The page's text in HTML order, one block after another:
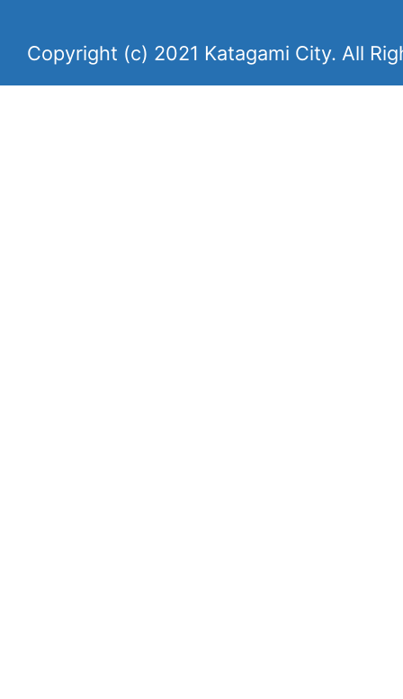
Copyright (c) 2021 Katagami City. All